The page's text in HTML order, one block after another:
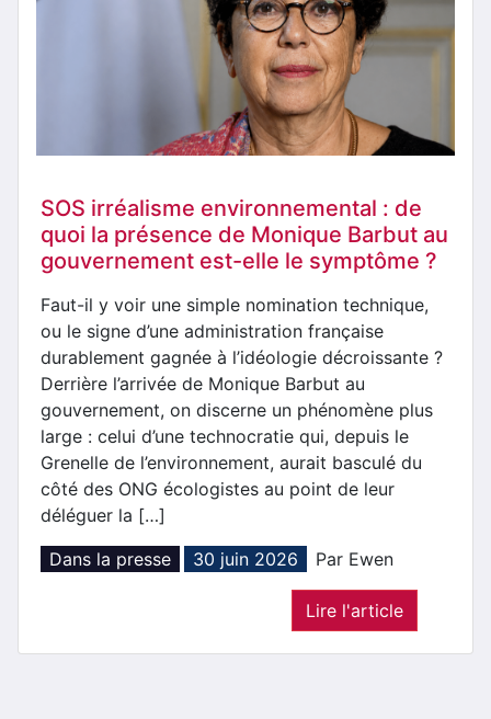
SOS irréalisme environnemental : de
quoi la présence de Monique Barbut au
gouvernement est-elle le symptôme ?
Faut-il y voir une simple nomination technique,
ou le signe d’une administration française
durablement gagnée à l’idéologie décroissante ?
Derrière l’arrivée de Monique Barbut au
gouvernement, on discerne un phénomène plus
large : celui d’une technocratie qui, depuis le
Grenelle de l’environnement, aurait basculé du
côté des ONG écologistes au point de leur
déléguer la […]
Dans la presse
30 juin 2026 Par Ewen
Lire l'article